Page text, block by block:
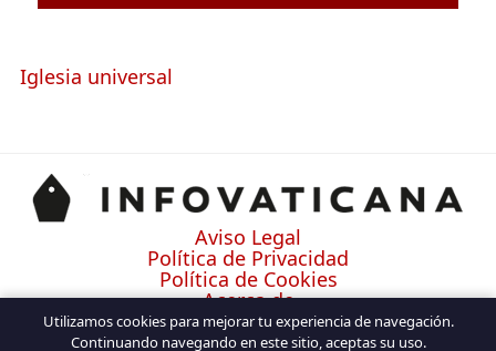
Iglesia universal
Aviso Legal
Política de Privacidad
Política de Cookies
Acerca de
Contacto
Utilizamos cookies para mejorar tu experiencia de navegación.
Continuando navegando en este sitio, aceptas su uso.